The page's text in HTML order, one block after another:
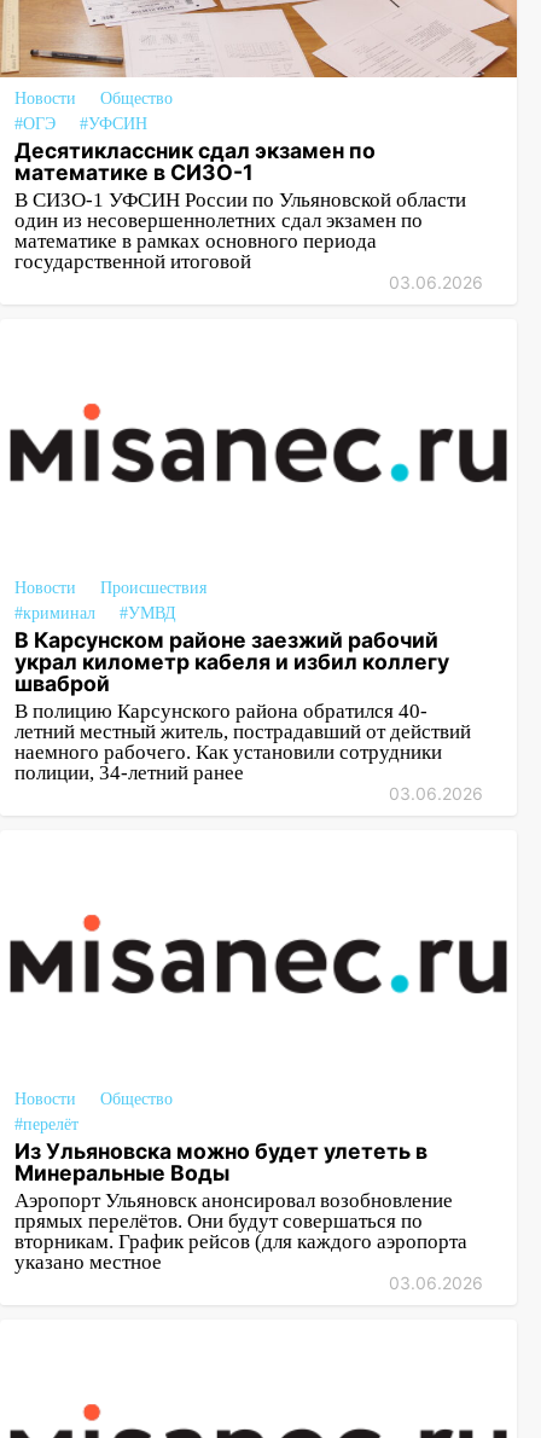
Новости
Общество
#ОГЭ
#УФСИН
Десятиклассник сдал экзамен по
математике в СИЗО-1
В СИЗО-1 УФСИН России по Ульяновской области
один из несовершеннолетних сдал экзамен по
математике в рамках основного периода
государственной итоговой
03.06.2026
Новости
Происшествия
#криминал
#УМВД
В Карсунском районе заезжий рабочий
украл километр кабеля и избил коллегу
шваброй
В полицию Карсунского района обратился 40-
летний местный житель, пострадавший от действий
наемного рабочего. Как установили сотрудники
полиции, 34-летний ранее
03.06.2026
Новости
Общество
#перелёт
Из Ульяновска можно будет улететь в
Минеральные Воды
Аэропорт Ульяновск анонсировал возобновление
прямых перелётов. Они будут совершаться по
вторникам. График рейсов (для каждого аэропорта
указано местное
03.06.2026